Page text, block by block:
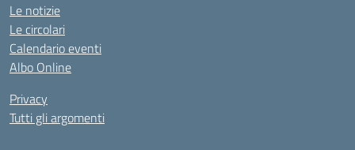
Le notizie
Le circolari
Calendario eventi
Albo Online
Privacy
Tutti gli argomenti